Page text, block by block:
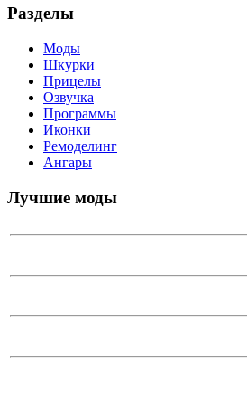
Разделы
Моды
Шкурки
Прицелы
Озвучка
Программы
Иконки
Ремоделинг
Ангары
Лучшие моды